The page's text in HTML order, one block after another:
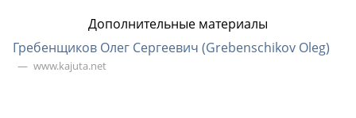
Дополнительные материалы
Гребенщиков Олег Сергеевич (Grebenschikov Oleg)
www.kajuta.net